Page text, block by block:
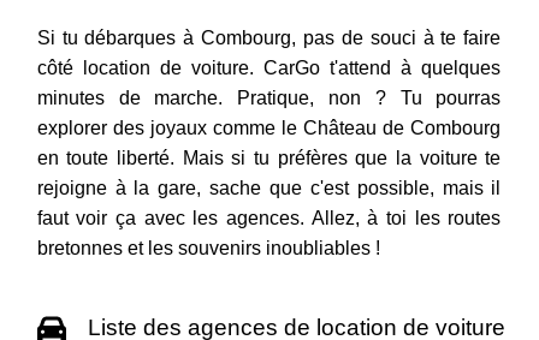
Si tu débarques à Combourg, pas de souci à te faire
côté location de voiture. CarGo t'attend à quelques
minutes de marche. Pratique, non ? Tu pourras
explorer des joyaux comme le Château de Combourg
en toute liberté. Mais si tu préfères que la voiture te
rejoigne à la gare, sache que c'est possible, mais il
faut voir ça avec les agences. Allez, à toi les routes
bretonnes et les souvenirs inoubliables !
Liste des agences de location de voiture